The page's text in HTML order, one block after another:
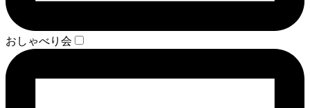
おしゃべり会